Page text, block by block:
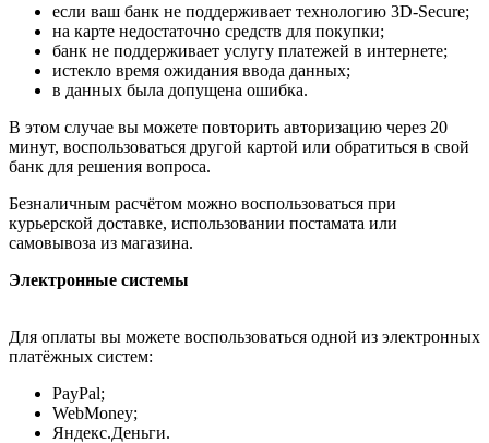
если ваш банк не поддерживает технологию 3D-Secure;
на карте недостаточно средств для покупки;
банк не поддерживает услугу платежей в интернете;
истекло время ожидания ввода данных;
в данных была допущена ошибка.
В этом случае вы можете повторить авторизацию через 20
минут, воспользоваться другой картой или обратиться в свой
банк для решения вопроса.
Безналичным расчётом можно воспользоваться при
курьерской доставке, использовании постамата или
самовывоза из магазина.
Электронные системы
Для оплаты вы можете воспользоваться одной из электронных
платёжных систем:
PayPal;
WebMoney;
Яндекс.Деньги.